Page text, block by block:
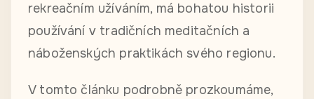
rekreačním užíváním, má bohatou historii
používání v tradičních meditačních a
náboženských praktikách svého regionu.
V tomto článku podrobně prozkoumáme,